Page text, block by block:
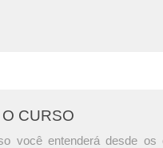
CURSO
você entenderá desde os